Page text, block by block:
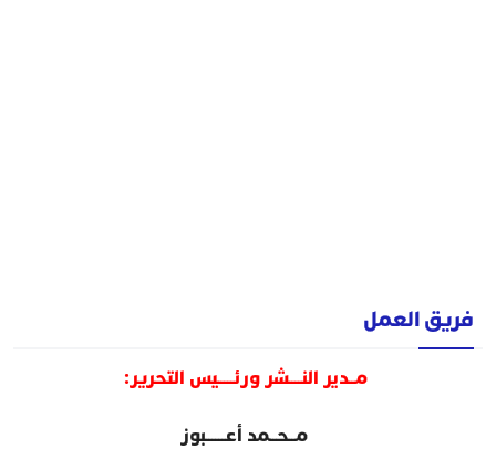
فريق العمل
مــدير النــــشر ورئـــــيس التحرير:
مــحــمد أعــــــبوز